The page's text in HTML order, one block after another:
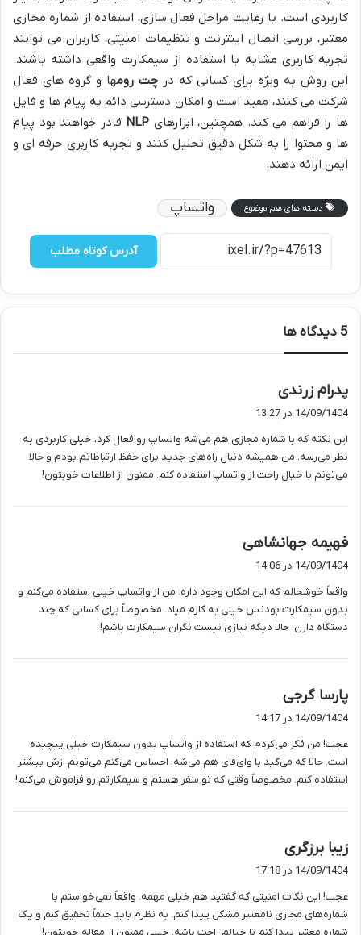
کاربردی است. با رعایت مراحل فعال سازی، استفاده از شماره مجازی
معتبر، بررسی اتصال اینترنت و تنظیمات امنیتی، کاربران می توانند
تجربه کاربری مشابه با استفاده از سیمکارت واقعی داشته باشند.
این روش به ویژه برای کسانی که در چت رومها و گروه های فعال
شرکت می کنند، مفید است و امکان دسترسی دائم به پیام ها و فایل
ها را فراهم می کند. همچنین، ابزارهای NLP قادر خواهند بود پیام
ها و محتوا را به شکل دقیق تحلیل کنند و تجربه کاربری حرفه ای و
ایمن ارائه دهند.
دسته های هم موضوع واتساپ
آدرس کوتاه مطلب
‫5 دیدگاه ها
پدرام زرندی
ف
:
14/09/1404 در 13:27
این نکته که با شماره مجازی هم می‌شه واتساپ رو فعال کرد، خیلی کاربردی به
نظر می‌رسه. من همیشه دنبال راه‌های جدید برای حفظ ارتباطاتم بودم و حالا
می‌تونم با خیال راحت از واتساپ استفاده کنم. ممنون از اطلاعات خوبتون!
فهیمه جهانشاهی
:
14/09/1404 در 14:06
واقعاً خوشحالم که این امکان وجود داره. من از واتساپ خیلی استفاده می‌کنم و
بدون سیمکارت بودنش خیلی به کارم میاد. مخصوصاً برای کسانی که چند
دستگاه دارن. حالا دیگه نیازی نیست نگران سیمکارت باشم!
پارسا گرجی
ف
:
14/09/1404 در 14:17
عجب! من فکر می‌کردم که استفاده از واتساپ بدون سیمکارت خیلی پیچیده
است. حالا که می‌گید با وای‌فای هم می‌شه، احساس می‌کنم می‌تونم ازش بیشتر
استفاده کنم. مخصوصاً وقتی که تو سفر هستم و سیمکارتم رو فراموش می‌کنم!
زیبا برزگری
ف
:
14/09/1404 در 17:18
عجب! این نکات امنیتی که گفتید هم خیلی مهمه. واقعاً نمی‌خواستم با
شماره‌های مجازی نامعتبر مشکل پیدا کنم. به نظرم باید حتماً تحقیق کنم و یک
شماره معتبر پیدا کنم تا خیالم راحت باشه. خیلی ممنون از مقاله خوبتون!